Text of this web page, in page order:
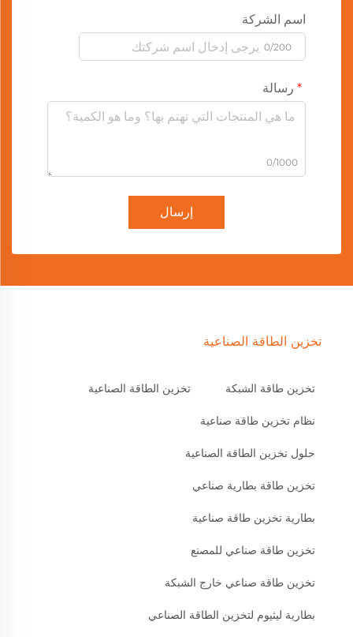
اسم الشركة
0/200
رسالة
0/1000
إرسال
تخزين الطاقة الصناعية
تخزين طاقة الشبكة تخزين الطاقة الصناعية
نظام تخزين طاقة صناعية
حلول تخزين الطاقة الصناعية
تخزين طاقة بطارية صناعي
بطارية تخزين طاقة صناعية
تخزين طاقة صناعي للمصنع
تخزين طاقة صناعي خارج الشبكة
بطارية ليثيوم لتخزين الطاقة الصناعي